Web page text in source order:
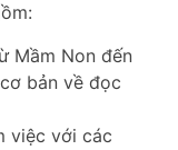
Mầm Non đến
bản về đọc
việc với các